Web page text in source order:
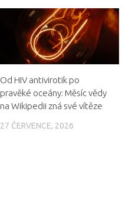
Od HIV antivirotik po
pravěké oceány: Měsíc vědy
na Wikipedii zná své vítěze
27 ČERVENCE, 2026